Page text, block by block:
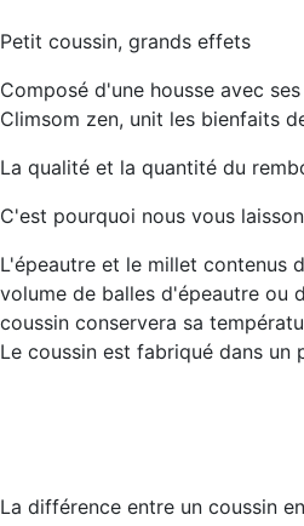
Petit coussin, grands effets
Composé d'une housse avec
Climsom zen, unit les bienfaits
La qualité et la quantité du
C'est pourquoi nous vous
L'épeautre et le millet contenus
volume de balles d'épeautre ou
coussin conservera sa
Le coussin est fabriqué dans
La différence entre un coussin